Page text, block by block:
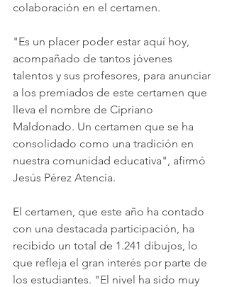
colaboración en el certamen.
"Es un placer poder estar aquí hoy,
acompañado de tantos jóvenes
talentos y sus profesores, para anunciar
a los premiados de este certamen que
lleva el nombre de Cipriano
Maldonado. Un certamen que se ha
consolidado como una tradición en
nuestra comunidad educativa", afirmó
Jesús Pérez Atencia.
El certamen, que este año ha contado
con una destacada participación, ha
recibido un total de 1.241 dibujos, lo
que refleja el gran interés por parte de
los estudiantes. "El nivel ha sido muy